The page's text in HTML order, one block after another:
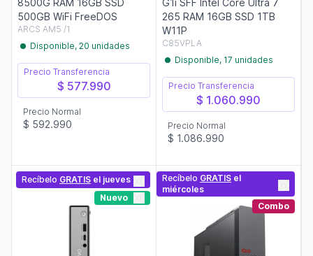
8500G RAM 16GB SSD
500GB WiFi FreeDOS
ARCS AM5 /1
Disponible, 20 unidades
Precio Transferencia
$ 577.990
Precio Normal
$ 592.990
G1i SFF Intel Core Ultra 7
265 RAM 16GB SSD 1TB
W11P
C85VPLA
Disponible, 17 unidades
Precio Transferencia
$ 1.060.990
Precio Normal
$ 1.086.990
Recíbelo GRATIS el jueves
Nuevo
Recíbelo GRATIS el
miércoles
Combo